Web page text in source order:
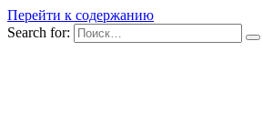
Перейти к содержанию
Search for: